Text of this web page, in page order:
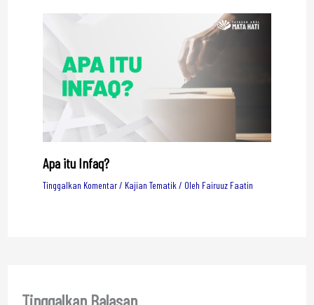
Apa itu Infaq?
Tinggalkan Komentar/ Kajian Tematik / Oleh Fairuuz Faatin
Tinggalkan Balasan